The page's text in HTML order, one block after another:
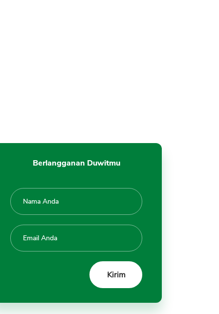
Terapkan Strategi Investasi
Rekomendasi Saham Syariah
1. Bank Syariah Indonesia
2. PT Indofood Sukses Makmur
Tbk (INDF)
3. PT XL Axiata Tbk (EXCL)
4. PT Astra International Tbk
5. PT Bumi Resources Minerals
Tbk (BRMS)
Berlangganan Duwitmu